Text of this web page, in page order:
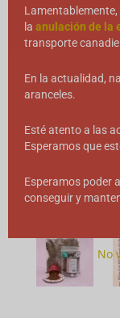
la anulación de la
transporte
En la actualidad,
aranceles.
Esté atento a las
Esperamos que
Esperamos poder
conseguir y
No